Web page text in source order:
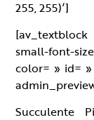
255, 255)’]
small-font-
color= » id= »
Succulente